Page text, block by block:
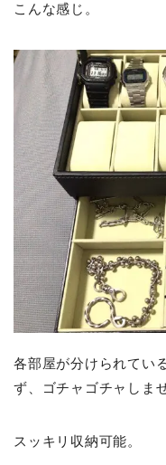
こんな感じ。
各部屋が分けられてい
ず、ゴチャゴチャしま
スッキリ収納可能。